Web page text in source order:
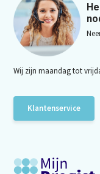
Wij zijn maandag tot
Klantenservice